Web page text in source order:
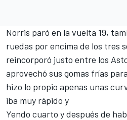
Norris paró en la vuelta 19,
ruedas por encima de los tres
reincorporó justo entre los
aprovechó sus gomas frías
hizo lo propio apenas unas
iba muy rápido y
Yendo cuarto y después de